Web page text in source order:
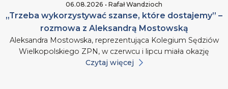
06.08.2026 • Rafał Wandzioch
„Trzeba wykorzystywać szanse, które dostajemy” –
rozmowa z Aleksandrą Mostowską
Aleksandra Mostowska, reprezentująca Kolegium Sędziów
Wielkopolskiego ZPN, w czerwcu i lipcu miała okazję
Czytaj więcej